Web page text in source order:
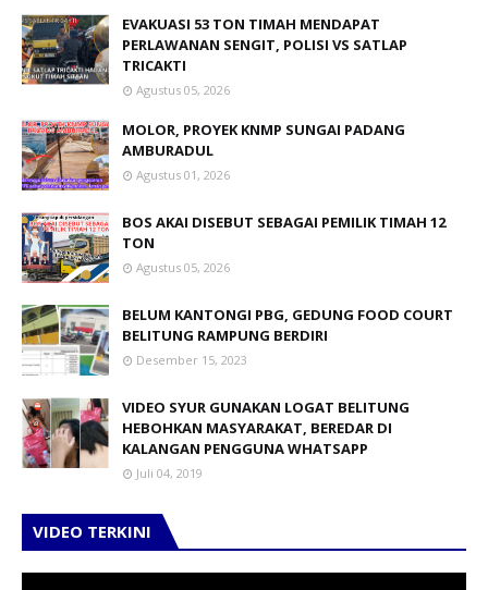
EVAKUASI 53 TON TIMAH MENDAPAT
PERLAWANAN SENGIT, POLISI VS SATLAP
TRICAKTI
Agustus 05, 2026
MOLOR, PROYEK KNMP SUNGAI PADANG
AMBURADUL
Agustus 01, 2026
BOS AKAI DISEBUT SEBAGAI PEMILIK TIMAH 12
TON
Agustus 05, 2026
BELUM KANTONGI PBG, GEDUNG FOOD COURT
BELITUNG RAMPUNG BERDIRI
Desember 15, 2023
VIDEO SYUR GUNAKAN LOGAT BELITUNG
HEBOHKAN MASYARAKAT, BEREDAR DI
KALANGAN PENGGUNA WHATSAPP
Juli 04, 2019
VIDEO TERKINI